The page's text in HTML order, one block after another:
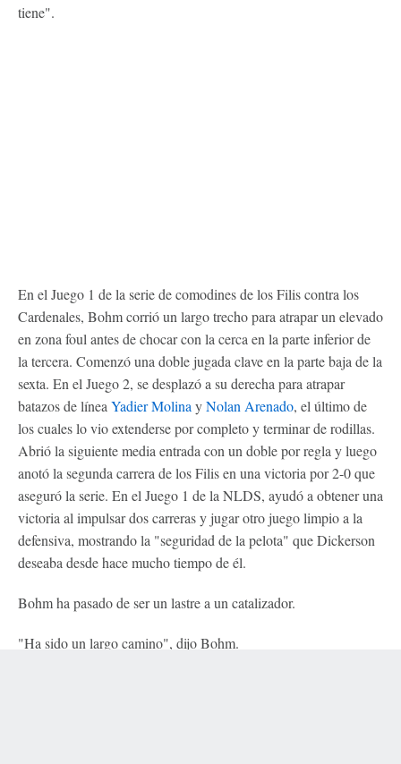
tiene".
En el Juego 1 de la serie de comodines de los Filis contra los
Cardenales, Bohm corrió un largo trecho para atrapar un elevado
en zona foul antes de chocar con la cerca en la parte inferior de
la tercera. Comenzó una doble jugada clave en la parte baja de la
sexta. En el Juego 2, se desplazó a su derecha para atrapar
batazos de línea Yadier Molina yNolan Arenado, el último de
los cuales lo vio extenderse por completo y terminar de rodillas.
Abrió la siguiente media entrada con un doble por regla y luego
anotó la segunda carrera de los Filis en una victoria por 2-0 que
aseguró la serie. En el Juego 1 de la NLDS, ayudó a obtener una
victoria al impulsar dos carreras y jugar otro juego limpio a la
defensiva, mostrando la "seguridad de la pelota" que Dickerson
deseaba desde hace mucho tiempo de él.
Bohm ha pasado de ser un lastre a un catalizador.
"Ha sido un largo camino", dijo Bohm.